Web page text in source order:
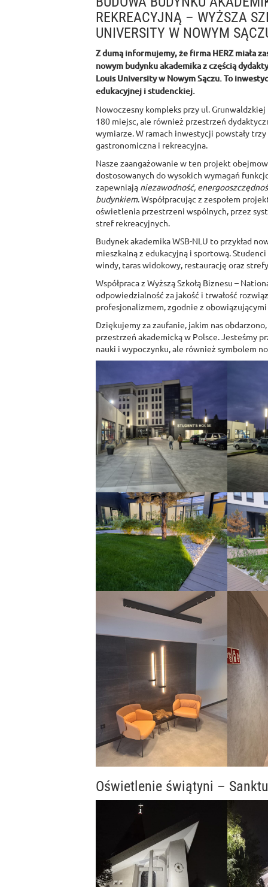
REKREACYJNĄ – WYŻSZA
UNIVERSITY W NOWYM
Z dumą informujemy, że firma HERZ miała
nowym budynku akademika z częścią
Louis University w Nowym Sączu. To
edukacyjnej i studenckiej.
Nowoczesny kompleks przy ul.
180 miejsc, ale również przestrzeń
wymiarze. W ramach inwestycji powstały
gastronomiczna i rekreacyjna.
Nasze zaangażowanie w ten projekt
dostosowanych do wysokich wymagań
zapewniają niezawodność,
budynkiem. Współpracując z zespołem
oświetlenia przestrzeni wspólnych, przez
stref rekreacyjnych.
Budynek akademika WSB-NLU to przykład
mieszkalną z edukacyjną i sportową.
windy, taras widokowy, restaurację oraz
Współpraca z Wyższą Szkołą Biznesu –
odpowiedzialność za jakość i trwałość
profesjonalizmem, zgodnie z
Dziękujemy za zaufanie, jakim nas
przestrzeń akademicką w Polsce. Jesteśmy
nauki i wypoczynku, ale również symbolem
Oświetlenie świątyni –